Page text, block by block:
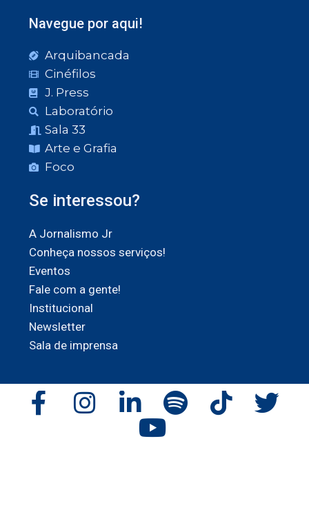
Navegue por aqui!
Arquibancada
Cinéfilos
J. Press
Laboratório
Sala 33
Arte e Grafia
Foco
Se interessou?
A Jornalismo Jr
Conheça nossos serviços!
Eventos
Fale com a gente!
Institucional
Newsletter
Sala de imprensa